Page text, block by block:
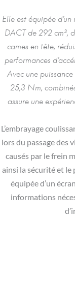
Elle est équipée
DACT de 292 cm³,
cames en tête,
performances
Avec une
25,3 Nm,
assure une
L’embrayage
lors du passage des
causés par le frein
ainsi la sécurité et le
équipée d’un
informations